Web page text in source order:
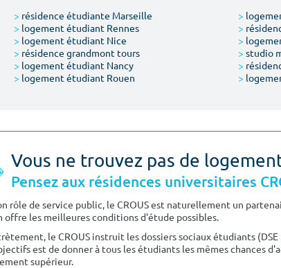
> résidence étudiante Marseille >
> logement étudiant Rennes >
> logement étudiant Nice >
> résidence grandmont tours > studio
> logement étudiant Nancy >
> logement étudiant Rouen >
Vous ne trouvez pas de
Pensez aux résidences universitaires
rôle de service public, le CROUS est naturellement un
offre les meilleures conditions d'étude possibles.
le CROUS instruit les dossiers sociaux étudiants
est de donner à tous les étudiants les mêmes chances
supérieur.